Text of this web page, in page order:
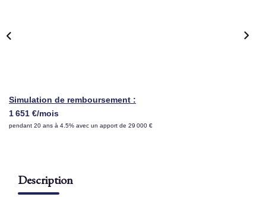
Simulation de remboursement :
1 651 €/mois
pendant 20 ans à 4.5% avec un apport de 29 000 €
Description